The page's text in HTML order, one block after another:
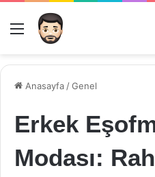
Menü
Anasayfa /Genel
Erkek
Modası: